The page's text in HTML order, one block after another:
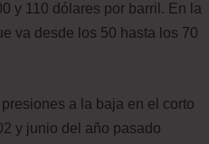
y 110 dólares por barril. En la
va desde los 50 hasta los 70
a la baja en el corto
y junio del año pasado